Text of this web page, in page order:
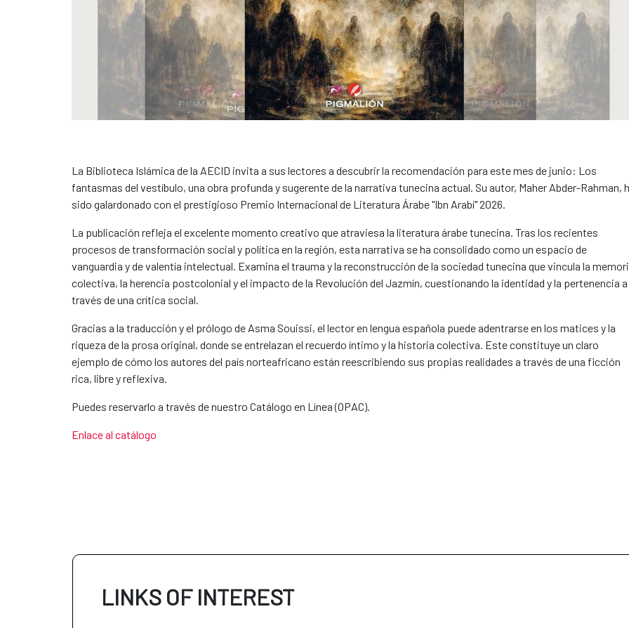
La Biblioteca Islámica de la AECID invita a sus lectores a descubrir la recomendación para este mes de junio: Los
fantasmas del vestíbulo, una obra profunda y sugerente de la narrativa tunecina actual. Su autor, Maher Abder-Rahman,
sido galardonado con el prestigioso Premio Internacional de Literatura Árabe "Ibn Arabí" 2026.
La publicación refleja el excelente momento creativo que atraviesa la literatura árabe tunecina. Tras los recientes
procesos de transformación social y política en la región, esta narrativa se ha consolidado como un espacio de
vanguardia y de valentía intelectual. Examina el trauma y la reconstrucción de la sociedad tunecina que vincula la
colectiva, la herencia postcolonial y el impacto de la Revolución del Jazmín, cuestionando la identidad y la pertenencia a
través de una crítica social.
Gracias a la traducción y el prólogo de Asma Souissi, el lector en lengua española puede adentrarse en los matices y la
riqueza de la prosa original, donde se entrelazan el recuerdo íntimo y la historia colectiva. Este constituye un claro
ejemplo de cómo los autores del país norteafricano están reescribiendo sus propias realidades a través de una ficción
rica, libre y reflexiva.
Puedes reservarlo a través de nuestro Catálogo en Línea (OPAC).
Enlace al catálogo
LINKS OF INTEREST